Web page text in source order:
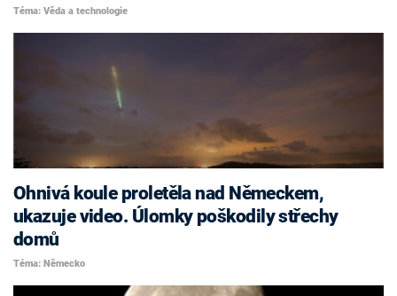
Téma: Věda a technologie
Ohnivá koule proletěla nad Německem,
ukazuje video. Úlomky poškodily střechy
domů
Téma: Německo